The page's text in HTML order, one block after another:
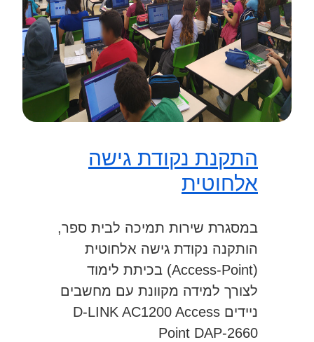
התקנת נקודת גישה
אלחוטית
במסגרת שירות תמיכה לבית ספר,
הותקנה נקודת גישה אלחוטית
(Access-Point) בכיתת לימוד
לצורך למידה מקוונת עם מחשבים
ניידים D-LINK AC1200 Access
Point DAP-2660